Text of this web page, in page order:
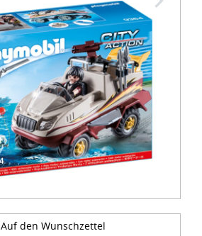
Auf den Wunschzettel